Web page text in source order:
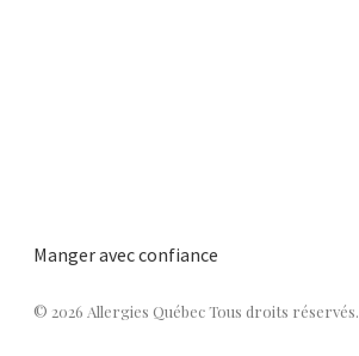
Manger avec confiance
© 2026 Allergies Québec Tous droits réservés.